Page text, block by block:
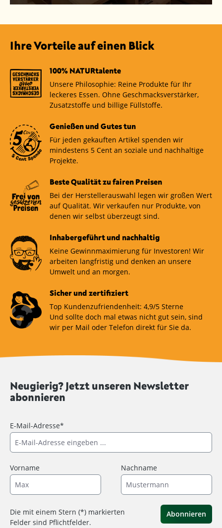
Ihre Vorteile auf einen Blick
100% NATURtalente
Unsere Philosophie: Reine Produkte für Ihr
leckeres Essen. Ohne Geschmacksverstärker,
Zusatzstoffe und billige Füllstoffe.
Genießen und Gutes tun
Für jeden gekauften Artikel spenden wir
mindestens 5 Cent an soziale und nachhaltige
Projekte.
Beste Qualität zu fairen Preisen
Bei der Herstellerauswahl legen wir großen Wert
auf Qualität. Wir verkaufen nur Produkte, von
denen wir selbst überzeugt sind.
Inhabergeführt und nachhaltig
Keine Gewinnmaximierung für Investoren! Wir
arbeiten langfristig und denken an unsere
Umwelt und an morgen.
Sicher und zertifiziert
Top Kundenzufriendenheit: 4,9/5 Sterne
Und sollte doch mal etwas nicht gut sein, sind
wir per Mail oder Telefon direkt für Sie da.
Neugierig? Jetzt unseren Newsletter
abonnieren
E-Mail-Adresse*
Vorname Nachname
Die mit einem Stern (*) markierten
Felder sind Pflichtfelder.
Abonnieren